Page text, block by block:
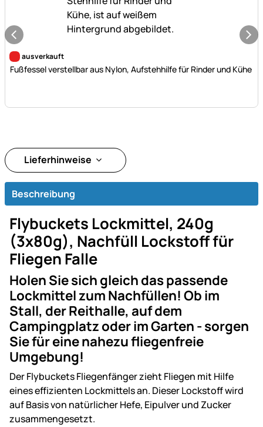
Noch keine Bewertungen abgegeben
ausverkauft
Fußfessel verstellbar aus Nylon, Aufstehhilfe für Rinder und Kühe
Lieferhinweise
Beschreibung
Flybuckets Lockmittel, 240g
(3x80g), Nachfüll Lockstoff für
Fliegen Falle
Holen Sie sich gleich das passende
Lockmittel zum Nachfüllen! Ob im
Stall, der Reithalle, auf dem
Campingplatz oder im Garten - sorgen
Sie für eine nahezu fliegenfreie
Umgebung!
Der Flybuckets Fliegenfänger zieht Fliegen mit Hilfe
eines effizienten Lockmittels an. Dieser Lockstoff wird
auf Basis von natürlicher Hefe, Eipulver und Zucker
zusammengesetzt.